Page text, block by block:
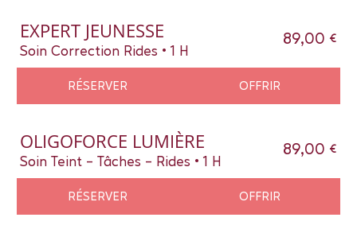
EXPERT JEUNESSE
Soin Correction Rides • 1 H
89,00 €
RÉSERVER OFFRIR
OLIGOFORCE LUMIÈRE
Soin Teint - Tâches - Rides • 1 H
89,00 €
RÉSERVER OFFRIR